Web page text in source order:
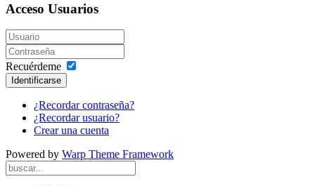
Acceso Usuarios
Recuérdeme
Identificarse
¿Recordar contraseña?
¿Recordar usuario?
Crear una cuenta
Powered by Warp Theme Framework